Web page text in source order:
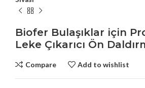
Biofer Bulaşıklar için
Leke Çıkarıcı Ön
Compare Add to wishlist